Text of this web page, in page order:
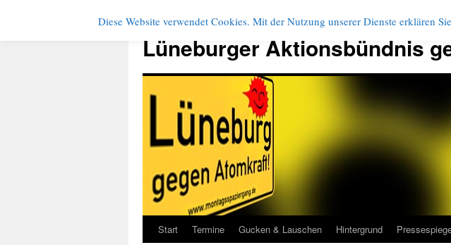
Zum
springen
Lüneburger Aktionsbündnis
Start Termine Gucken & Lauschen Hintergrund
Diese Website verwendet Cookies. Mit der Nutzung unserer Dienste erklären